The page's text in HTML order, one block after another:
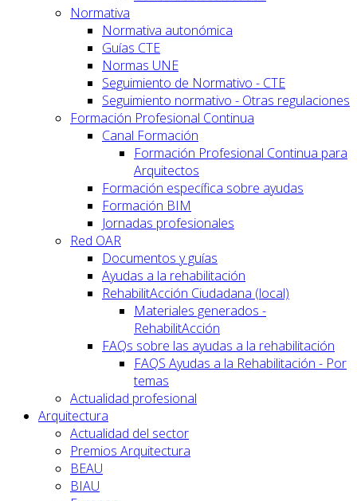
Normativa
Normativa autonómica
Guías CTE
Normas UNE
Seguimiento de Normativo - CTE
Seguimiento normativo - Otras regulaciones
Formación Profesional Continua
Canal Formación
Formación Profesional Continua para
Arquitectos
Formación específica sobre ayudas
Formación BIM
Jornadas profesionales
Red OAR
Documentos y guías
Ayudas a la rehabilitación
RehabilitAcción Ciudadana (local)
Materiales generados -
RehabilitAcción
FAQs sobre las ayudas a la rehabilitación
FAQS Ayudas a la Rehabilitación - Por
temas
Actualidad profesional
Arquitectura
Actualidad del sector
Premios Arquitectura
BEAU
BIAU